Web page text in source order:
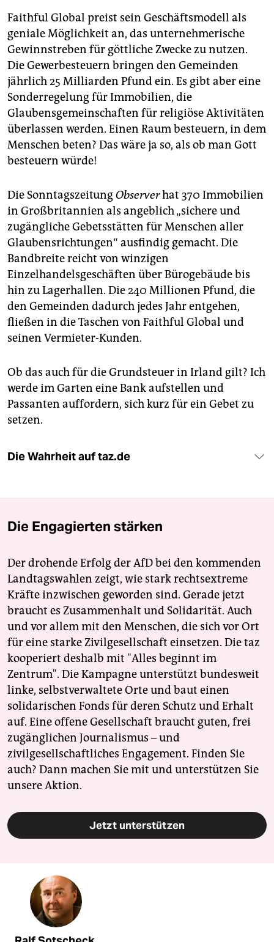
Faithful Global preist sein Geschäftsmodell als
geniale Möglichkeit an, das unternehmerische
Gewinnstreben für göttliche Zwecke zu nutzen.
Die Gewerbesteuern bringen den Gemeinden
jährlich 25 Milliarden Pfund ein. Es gibt aber eine
Sonderregelung für Immobilien, die
Glaubensgemeinschaften für religiöse Aktivitäten
überlassen werden. Einen Raum besteuern, in dem
Menschen beten? Das wäre ja so, als ob man Gott
besteuern würde!
Die Sonntagszeitung ­Observerhat 370 Immobilien
in Großbritannien als angeblich „sichere und
zugängliche Gebetsstätten für Menschen aller
Glaubensrichtungen“ ausfindig gemacht. Die
Bandbreite reicht von winzigen
Einzelhandelsgeschäften über Bürogebäude bis
hin zu Lagerhallen. Die 240 Millionen Pfund, die
den Gemeinden dadurch jedes Jahr entgehen,
fließen in die Taschen von Faithful Global und
seinen Vermieter-Kunden.
Ob das auch für die Grundsteuer in Irland gilt? Ich
werde im Garten eine Bank aufstellen und
Passanten auffordern, sich kurz für ein Gebet zu
setzen.
Die Wahrheit auf taz.de
Die Engagierten stärken
Der drohende Erfolg der AfD bei den kommenden
Landtagswahlen zeigt, wie stark rechtsextreme
Kräfte inzwischen geworden sind. Gerade jetzt
braucht es Zusammenhalt und Solidarität. Auch
und vor allem mit den Menschen, die sich vor Ort
für eine starke Zivilgesellschaft einsetzen. Die taz
kooperiert deshalb mit "Alles beginnt im
Zentrum". Die Kampagne unterstützt bundesweit
linke, selbstverwaltete Orte und baut einen
solidarischen Fonds für deren Schutz und Erhalt
auf. Eine offene Gesellschaft braucht guten, frei
zugänglichen Journalismus – und
zivilgesellschaftliches Engagement. Finden Sie
auch? Dann machen Sie mit und unterstützen Sie
unsere Aktion.
Jetzt unterstützen